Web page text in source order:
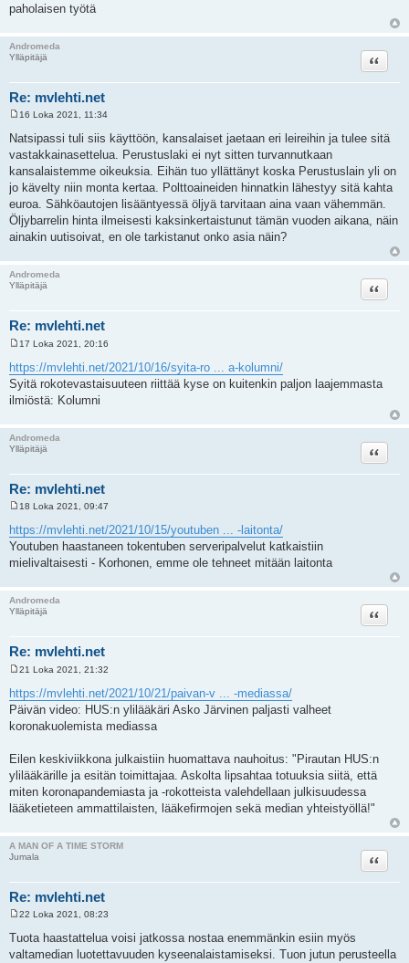
i
paholaisen työtä
Andromeda
Ylläpitäjä
Re: mvlehti.net
Lainaa
e
s
i
16 Loka 2021, 11:34
Natsipassi tuli siis käyttöön, kansalaiset jaetaan eri leireihin ja tulee sitä
vastakkainasettelua. Perustuslaki ei nyt sitten turvannutkaan
kansalaistemme oikeuksia. Eihän tuo yllättänyt koska Perustuslain yli on
jo kävelty niin monta kertaa. Polttoaineiden hinnatkin lähestyy sitä kahta
euroa. Sähköautojen lisääntyessä öljyä tarvitaan aina vaan vähemmän.
Öljybarrelin hinta ilmeisesti kaksinkertaistunut tämän vuoden aikana, näin
ainakin uutisoivat, en ole tarkistanut onko asia näin?
Andromeda
Ylläpitäjä
Re: mvlehti.net
Lainaa
i
e
s
i
17 Loka 2021, 20:16
https://mvlehti.net/2021/10/16/syita-ro ... a-kolumni/
Syitä rokotevastaisuuteen riittää kyse on kuitenkin paljon laajemmasta
ilmiöstä: Kolumni
Andromeda
Ylläpitäjä
Re: mvlehti.net
Lainaa
i
e
s
t
i
18 Loka 2021, 09:47
https://mvlehti.net/2021/10/15/youtuben ... -laitonta/
Youtuben haastaneen tokentuben serveripalvelut katkaistiin
mielivaltaisesti - Korhonen, emme ole tehneet mitään laitonta
Andromeda
Ylläpitäjä
Re: mvlehti.net
Lainaa
i
e
s
i
21 Loka 2021, 21:32
https://mvlehti.net/2021/10/21/paivan-v ... -mediassa/
Päivän video: HUS:n ylilääkäri Asko Järvinen paljasti valheet
koronakuolemista mediassa
Eilen keskiviikkona julkaistiin huomattava nauhoitus: "Pirautan HUS:n
ylilääkärille ja esitän toimittajaa. Askolta lipsahtaa totuuksia siitä, että
miten koronapandemiasta ja -rokotteista valehdellaan julkisuudessa
lääketieteen ammattilaisten, lääkefirmojen sekä median yhteistyöllä!"
A MAN OF A TIME STORM
Jumala
Re: mvlehti.net
Lainaa
e
s
22 Loka 2021, 08:23
Tuota haastattelua voisi jatkossa nostaa enemmänkin esiin myös
valtamedian luotettavuuden kyseenalaistamiseksi. Tuon jutun perusteella